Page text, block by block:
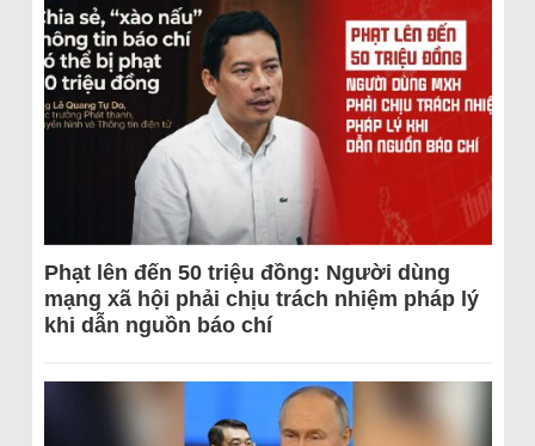
Phạt lên đến 50 triệu đồng: Người dùng
mạng xã hội phải chịu trách nhiệm pháp lý
khi dẫn nguồn báo chí